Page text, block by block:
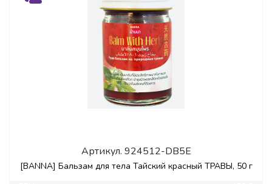
Артикул. 924512-DB5E
[BANNA] Бальзам для тела Тайский красный ТРАВЫ, 50 г